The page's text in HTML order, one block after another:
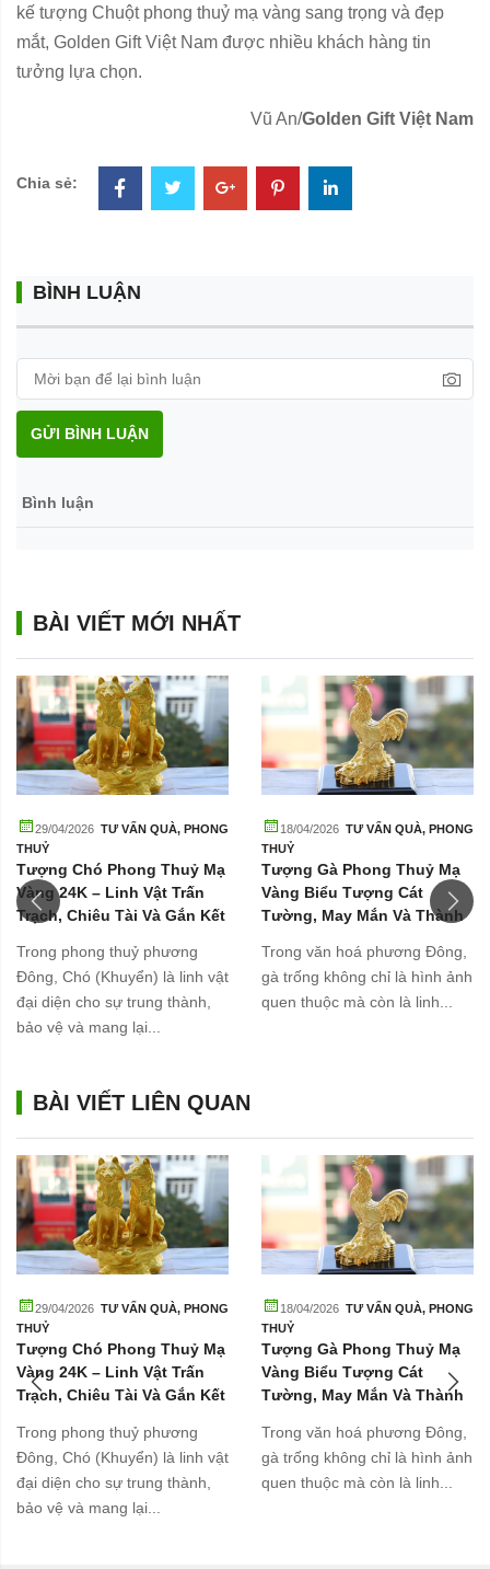
kế tượng Chuột phong thuỷ mạ vàng sang trọng và đẹp
mắt, Golden Gift Việt Nam được nhiều khách hàng tin
tưởng lựa chọn.
Vũ An/Golden Gift Việt Nam
Chia sẻ:
BÌNH LUẬN
GỬI BÌNH LUẬN
Bình luận
BÀI VIẾT MỚI NHẤT
29/04/2026 TƯ VẤN QUÀ, PHONG
THUỶ
Tượng Chó Phong Thuỷ Mạ
Vàng 24K – Linh Vật Trấn
Trạch, Chiêu Tài Và Gắn Kết
Trong phong thuỷ phương
Đông, Chó (Khuyển) là linh vật
đại diện cho sự trung thành,
bảo vệ và mang lại...
18/04/2026 TƯ VẤN QUÀ, PHONG
THUỶ
Tượng Gà Phong Thuỷ Mạ
Vàng Biểu Tượng Cát
Tường, May Mắn Và Thành
Trong văn hoá phương Đông,
gà trống không chỉ là hình ảnh
quen thuộc mà còn là linh...
BÀI VIẾT LIÊN QUAN
29/04/2026 TƯ VẤN QUÀ, PHONG
THUỶ
Tượng Chó Phong Thuỷ Mạ
Vàng 24K – Linh Vật Trấn
Trạch, Chiêu Tài Và Gắn Kết
Trong phong thuỷ phương
Đông, Chó (Khuyển) là linh vật
đại diện cho sự trung thành,
bảo vệ và mang lại...
18/04/2026 TƯ VẤN QUÀ, PHONG
THUỶ
Tượng Gà Phong Thuỷ Mạ
Vàng Biểu Tượng Cát
Tường, May Mắn Và Thành
Trong văn hoá phương Đông,
gà trống không chỉ là hình ảnh
quen thuộc mà còn là linh...